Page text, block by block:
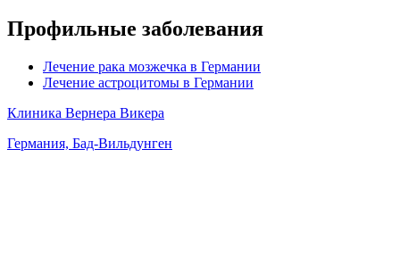
Профильные заболевания
Лечение рака мозжечка в Германии
Лечение астроцитомы в Германии
Клиника Вернера Викера
Германия, Бад-Вильдунген